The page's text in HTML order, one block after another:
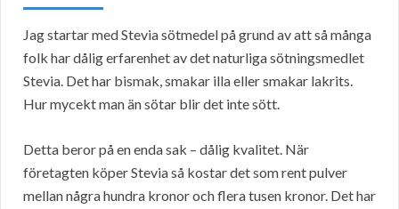
Jag startar med Stevia sötmedel på grund av att så många
folk har dålig erfarenhet av det naturliga sötningsmedlet
Stevia. Det har bismak, smakar illa eller smakar lakrits.
Hur mycekt man än sötar blir det inte sött.
Detta beror på en enda sak – dålig kvalitet. När
företagten köper Stevia så kostar det som rent pulver
mellan några hundra kronor och flera tusen kronor. Det har